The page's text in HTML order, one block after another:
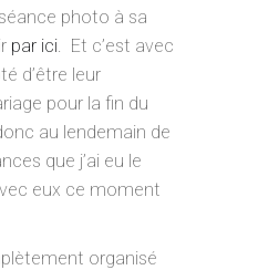
photo à sa
par ici . Et c’est avec
d’être leur
pour la fin du
au lendemain de
que j’ai eu le
eux ce moment
organisé